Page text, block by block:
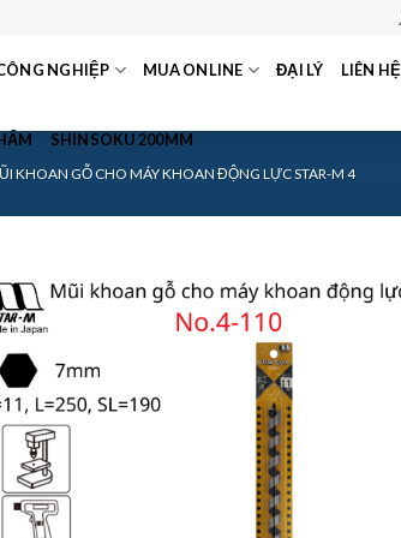
NGHIỆP MUA ONLINE ĐẠI LÝ LIÊN HỆ
SHINSOKU 200MM
KHOAN GỖ CHO MÁY KHOAN ĐỘNG LỰC STAR-M 4